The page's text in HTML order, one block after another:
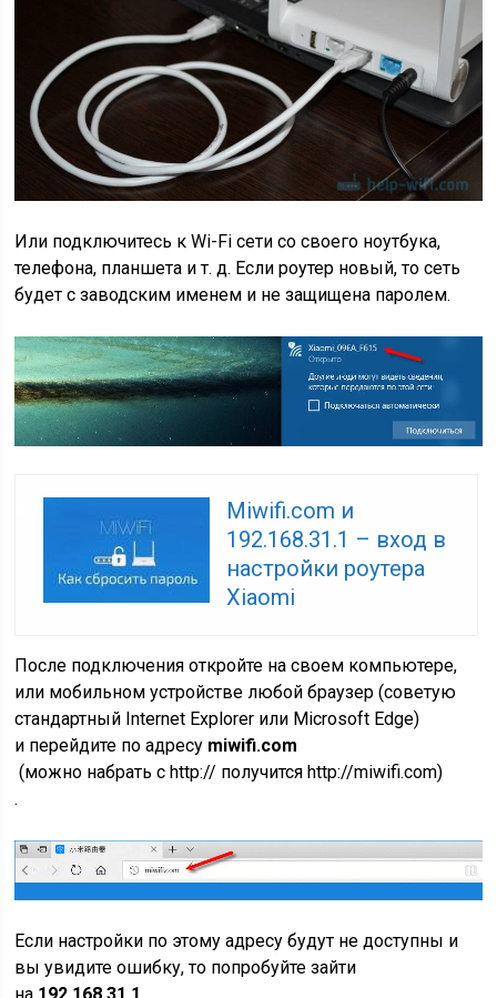
Или подключитесь к Wi-Fi сети со своего ноутбука,
телефона, планшета и т. д. Если роутер новый, то сеть
будет с заводским именем и не защищена паролем.
Miwifi.com и
192.168.31.1 – вход в
настройки роутера
Xiaomi
После подключения откройте на своем компьютере,
или мобильном устройстве любой браузер(советую
стандартный Internet Explorer или Microsoft Edge)
и перейдите по адресу miwifi.com
(можно набрать с http:// получится http://miwifi.com)
.
Если настройки по этому адресу будут не доступны и
вы увидите ошибку, то попробуйте зайти